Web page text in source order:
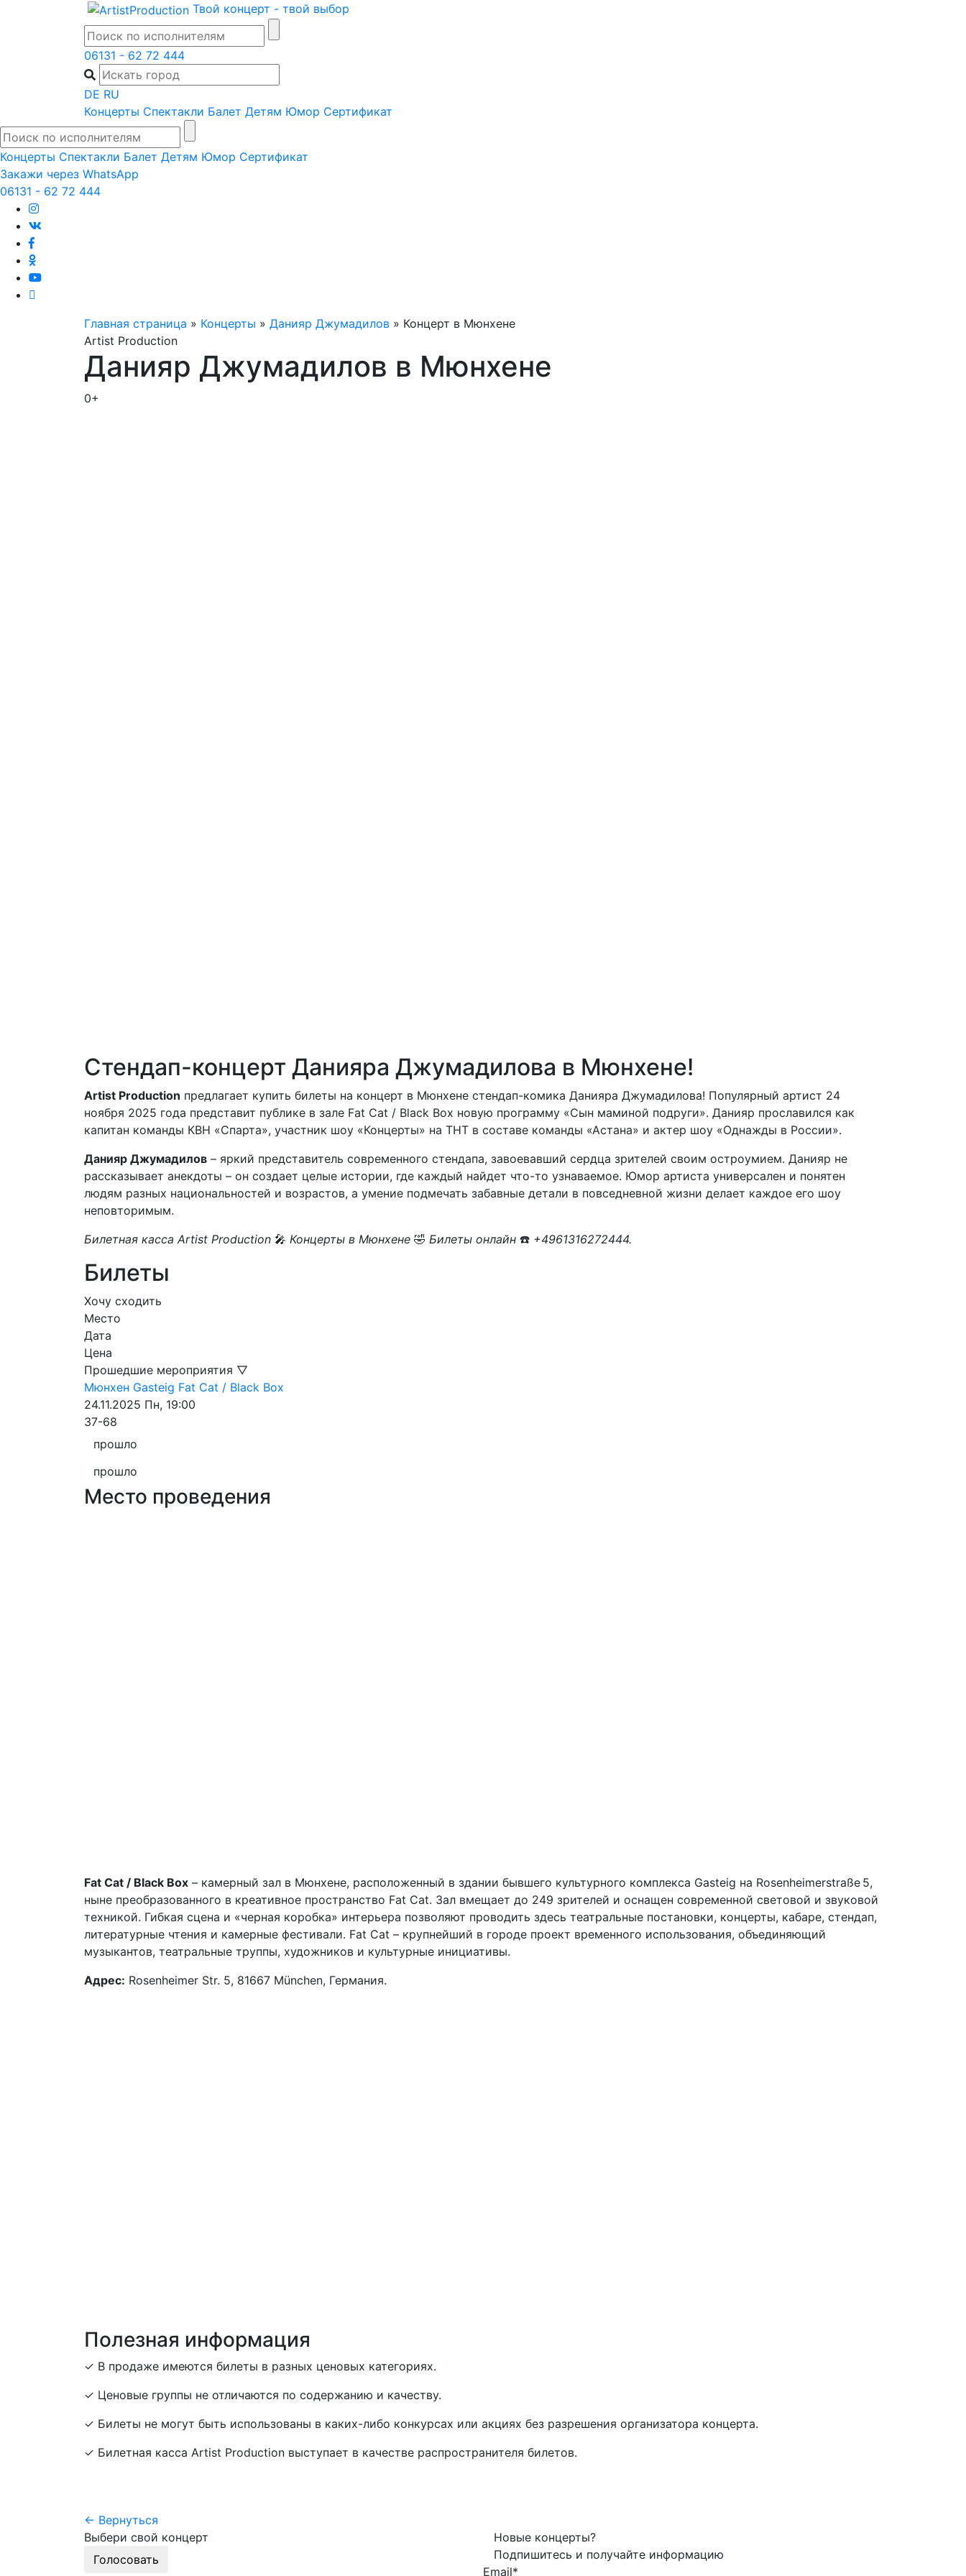
Твой концерт - твой выбор
06131 - 62 72 444
DE RU
Концерты Спектакли Балет Детям Юмор Сертификат
Концерты Спектакли Балет Детям Юмор Сертификат
Закажи через WhatsApp
06131 - 62 72 444
Главная страница » Концерты » Данияр Джумадилов » Концерт в Мюнхене
Artist Production
Данияр Джумадилов в Мюнхене
0+
Стендап-концерт Данияра Джумадилова в Мюнхене!
Artist Production предлагает купить билеты на концерт в Мюнхене стендап-комика Данияра Джумадилова! Популярный артист 24
ноября 2025 года представит публике в зале Fat Cat / Black Box новую программу «Сын маминой подруги». Данияр прославился как
капитан команды КВН «Спарта», участник шоу «Концерты» на ТНТ в составе команды «Астана» и актер шоу «Однажды в России».
Данияр Джумадилов – яркий представитель современного стендапа, завоевавший сердца зрителей своим остроумием. Данияр не
рассказывает анекдоты – он создает целые истории, где каждый найдет что-то узнаваемое. Юмор артиста универсален и понятен
людям разных национальностей и возрастов, а умение подмечать забавные детали в повседневной жизни делает каждое его шоу
неповторимым.
Билетная касса Artist Production 🎤 Концерты в Мюнхене 🤣 Билеты онлайн ☎️ +4961316272444.
Билеты
Хочу сходить
Место
Дата
Цена
Прошедшие мероприятия ▽
Мюнхен Gasteig Fat Cat / Black Box
24.11.2025 Пн, 19:00
37-68
прошло
прошло
Место проведения
Fat Cat / Black Box – камерный зал в Мюнхене, расположенный в здании бывшего культурного комплекса Gasteig на Rosenheimerstraße 5,
ныне преобразованного в креативное пространство Fat Cat. Зал вмещает до 249 зрителей и оснащен современной световой и звуковой
техникой. Гибкая сцена и «черная коробка» интерьера позволяют проводить здесь театральные постановки, концерты, кабаре, стендап,
литературные чтения и камерные фестивали. Fat Cat – крупнейший в городе проект временного использования, объединяющий
музыкантов, театральные труппы, художников и культурные инициативы.
Адрес: Rosenheimer Str. 5, 81667 München, Германия.
Полезная информация
✓ В продаже имеются билеты в разных ценовых категориях.
✓ Ценовые группы не отличаются по содержанию и качеству.
✓ Билеты не могут быть использованы в каких-либо конкурсах или акциях без разрешения организатора концерта.
✓ Билетная касса Artist Production выступает в качестве распространителя билетов.
← Вернуться
Выбери свой концерт
Голосовать
Новые концерты?
Подпишитесь и получайте информацию
Email*